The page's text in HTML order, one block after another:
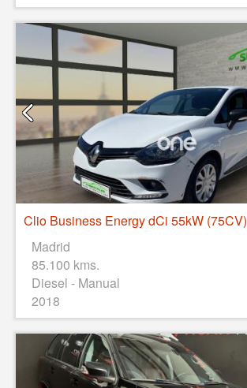
Clio Business Energy dCi 55kW (75CV)
Madrid
85.100 kms.
Diesel - Manual
2018